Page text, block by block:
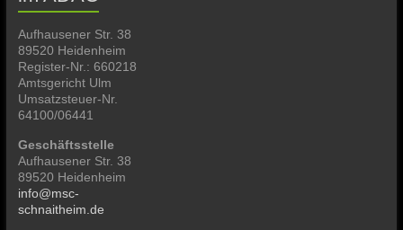
Aufhausener Str. 38
89520 Heidenheim
Register-Nr.: 660218
Amtsgericht Ulm
Umsatzsteuer-Nr.
64100/06441
Geschäftsstelle
Aufhausener Str. 38
89520 Heidenheim
info@msc-
schnaitheim.de